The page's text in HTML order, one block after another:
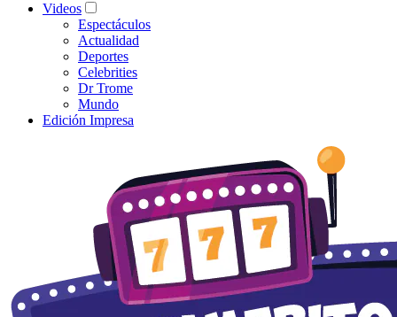
Videos
Espectáculos
Actualidad
Deportes
Celebrities
Dr Trome
Mundo
Edición Impresa